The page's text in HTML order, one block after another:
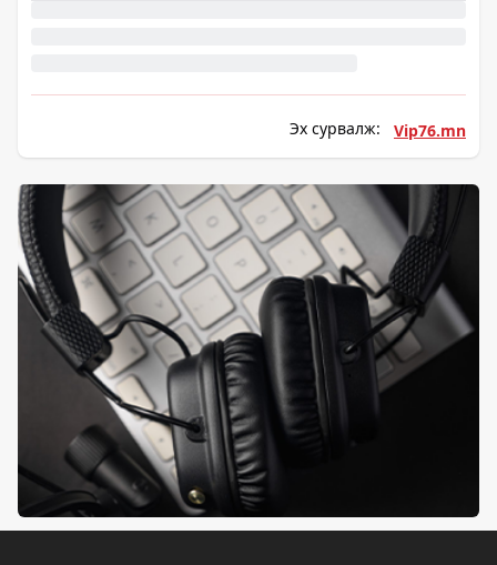
Эх сурвалж: Vip76.mn